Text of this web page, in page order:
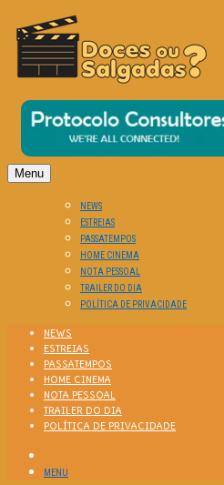
DOCES OU SALGADAS?
O Cinema? Uma Paixão!!
Menu
NEWS
ESTREIAS
PASSATEMPOS
HOME CINEMA
NOTA PESSOAL
TRAILER DO DIA
POLÍTICA DE PRIVACIDADE
NEWS
ESTREIAS
PASSATEMPOS
HOME CINEMA
NOTA PESSOAL
TRAILER DO DIA
POLÍTICA DE PRIVACIDADE
MENU